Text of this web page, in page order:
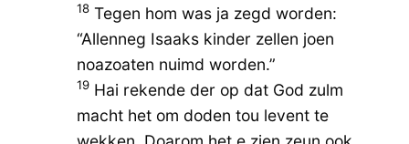
18Tegen hom was ja zegd worden:
“Allenneg Isaaks kinder zellen joen
noazoaten nuimd worden.”
19Hai rekende der op dat God zulm
macht het om doden tou levent te